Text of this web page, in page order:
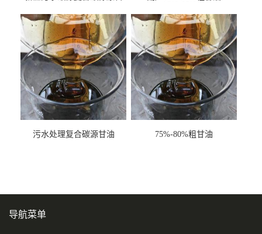
污水处理复合碳源甘油
75%-80%粗甘油
导航菜单